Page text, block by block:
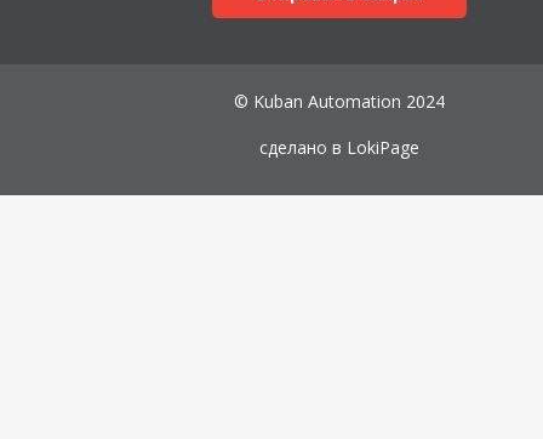
© Kuban Automation 2024
сделано в LokiPage